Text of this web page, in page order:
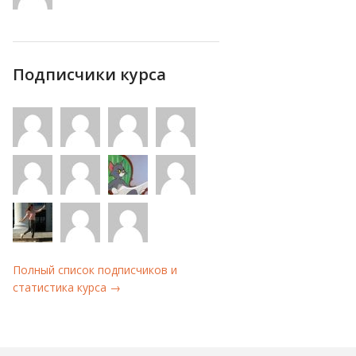
Подписчики курса
Полный список подписчиков и
статистика курса →